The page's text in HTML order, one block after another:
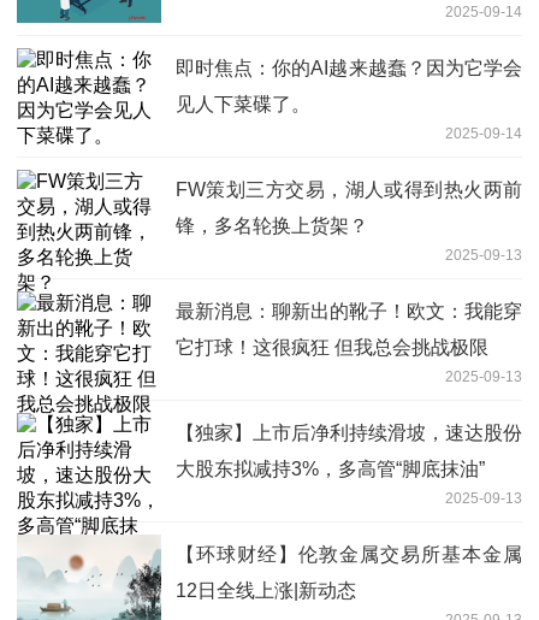
2025-09-14
即时焦点：你的AI越来越蠢？因为它学会
见人下菜碟了。
2025-09-14
FW策划三方交易，湖人或得到热火两前
锋，多名轮换上货架？
2025-09-13
最新消息：聊新出的靴子！欧文：我能穿
它打球！这很疯狂 但我总会挑战极限
2025-09-13
【独家】上市后净利持续滑坡，速达股份
大股东拟减持3%，多高管“脚底抹油”
2025-09-13
【环球财经】伦敦金属交易所基本金属
12日全线上涨|新动态